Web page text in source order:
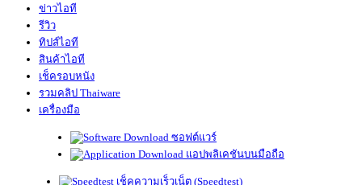
ข่าวไอที
รีวิว
ทิปส์ไอที
สินค้าไอที
เช็ครอบหนัง
รวมคลิป Thaiware
เครื่องมือ
ซอฟต์แวร์
แอปพลิเคชันบนมือถือ
เช็คความเร็วเน็ต (Speedtest)